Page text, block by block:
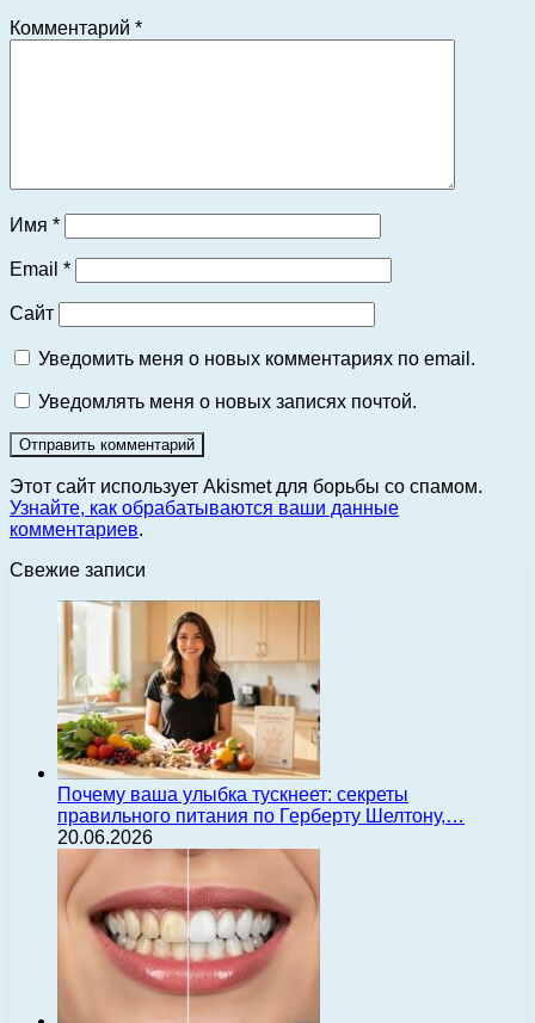
Комментарий *
Имя *
Email *
Сайт
Уведомить меня о новых комментариях по email.
Уведомлять меня о новых записях почтой.
Этот сайт использует Akismet для борьбы со спамом.
Узнайте, как обрабатываются ваши данные
комментариев.
Свежие записи
Почему ваша улыбка тускнеет: секреты
правильного питания по Герберту Шелтону,…
20.06.2026